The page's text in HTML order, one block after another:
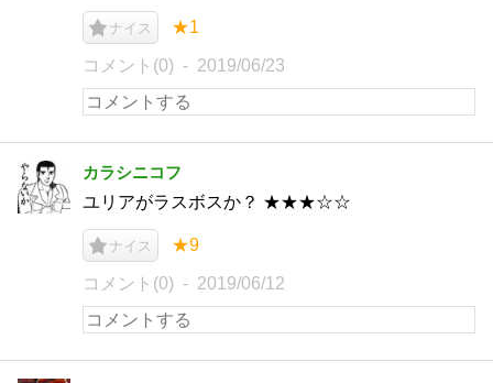
ナイス ★1
コメント(0) 2019/06/23
カラシニコフ
ユリアがラスボスか？ ★★★☆☆
ナイス ★9
コメント(0) 2019/06/12